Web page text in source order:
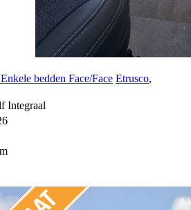
bedden Face/Face Etrusco,
Integraal